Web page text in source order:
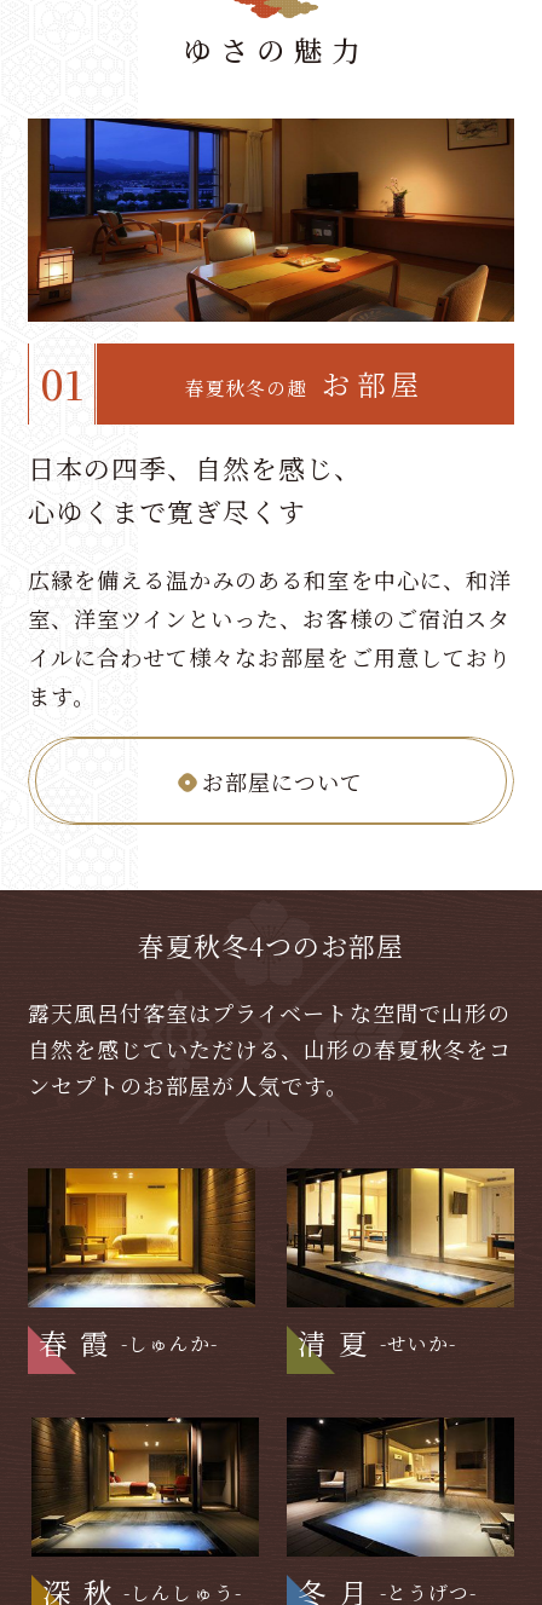
ゆさの魅力
01 春夏秋冬の趣 お部屋
日本の四季、自然を感じ、
心ゆくまで寛ぎ尽くす
広縁を備える温かみのある和室を中心に、和洋
室、洋室ツインといった、お客様のご宿泊スタ
イルに合わせて様々なお部屋をご用意しており
ます。
お部屋について
春夏秋冬4つのお部屋
露天風呂付客室はプライベートな空間で山形の
自然を感じていただける、山形の春夏秋冬をコ
ンセプトのお部屋が人気です。
春霞 -しゅんか- 清夏 -せいか-
深秋-しんしゅう- 冬月 -とうげつ-